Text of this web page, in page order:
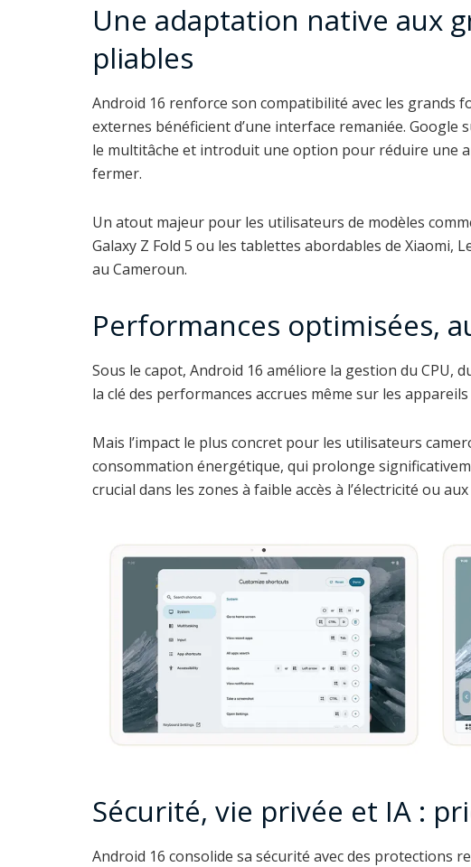
Une adaptation native aux
pliables
Android 16 renforce son compatibilité avec les grands
externes bénéficient d’une interface remaniée.
le multitâche et introduit une option pour réduire une
fermer.
Un atout majeur pour les utilisateurs de modèles
Galaxy Z Fold 5 ou les tablettes abordables de Xiaomi,
au Cameroun.
Performances optimisées,
Sous le capot, Android 16 améliore la gestion du CPU,
la clé des performances accrues même sur les
Mais l’impact le plus concret pour les utilisateurs
consommation énergétique, qui prolonge
crucial dans les zones à faible accès à l’électricité ou
Sécurité, vie privée et IA :
Android 16 consolide sa sécurité avec des protections